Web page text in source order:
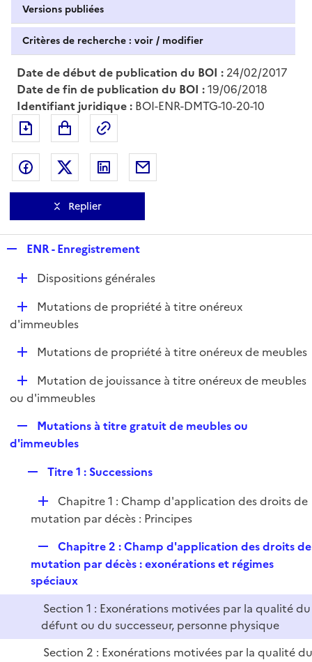
Versions publiées
Critères de recherche : voir / modifier
Date de début de publication du BOI : 24/02/2017
Date de fin de publication du BOI :19/06/2018
Identifiant juridique : BOI-ENR-DMTG-10-20-10
Exporter le document au format pdf
Partager sur Facebook
Partager sur Twitter
Partager sur LinkedIn
Replier
p
l
i
e
r
ENR - Enregistrement
D
l
Dispositions générales
D
é
e
r
Mutations de propriété à titre onéreux
d'immeubles
D
l
r
Mutations de propriété à titre onéreux de meubles
D
é
i
Mutation de jouissance à titre onéreux de meubles
ou d'immeubles
e
l
r
Mutations à titre gratuit de meubles ou
d'immeubles
p
l
r
Titre 1 : Successions
D
é
i
e
Chapitre 1 : Champ d'application des droits de
mutation par décès : Principes
e
p
l
i
e
Chapitre 2 : Champ d'application des droits de
mutation par décès : exonérations et régimes
spéciaux
Section 1 : Exonérations motivées par la qualité du
défunt ou du successeur, personne physique
Section 2 : Exonérations motivées par la qualité